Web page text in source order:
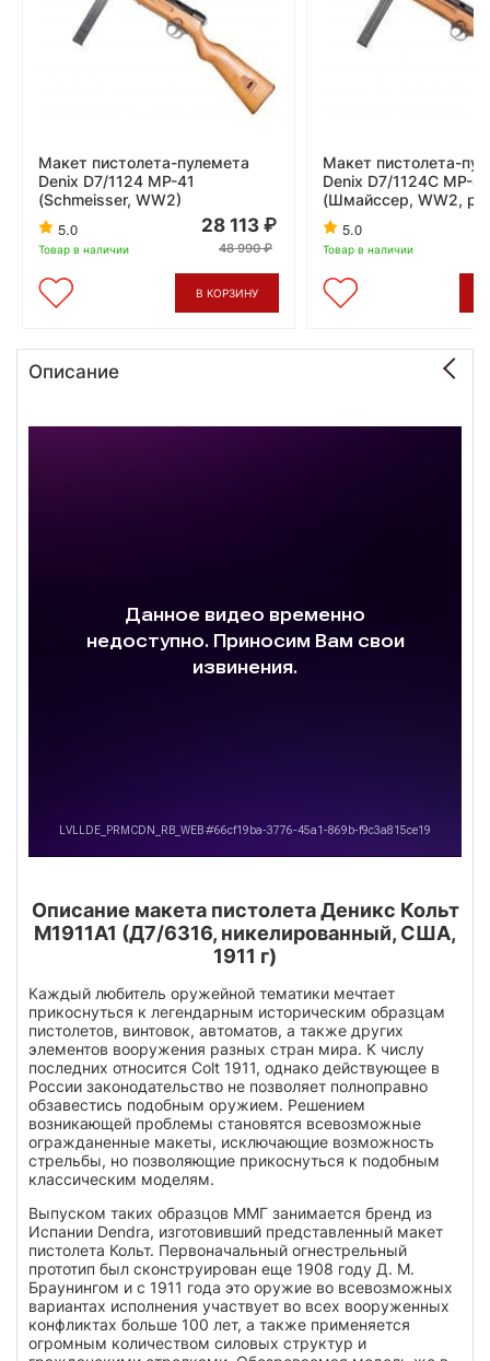
Макет пистолета-пулемета
Denix D7/1124 MP-41
(Schmeisser, WW2)
5.0
Товар в наличии
28 113
48 990
В КОРЗИНУ
Макет пистолета-
Denix D7/1124C MP-41
(Шмайссер, WW2,
5.0
Товар в наличии
Описание
Описание макета пистолета Деникс Кольт
М1911А1 (Д7/6316, никелированный, США,
1911 г)
Каждый любитель оружейной тематики мечтает
прикоснуться к легендарным историческим образцам
пистолетов, винтовок, автоматов, а также других
элементов вооружения разных стран мира. К числу
последних относится Colt 1911, однако действующее в
России законодательство не позволяет полноправно
обзавестись подобным оружием. Решением
возникающей проблемы становятся всевозможные
огражданенные макеты, исключающие возможность
стрельбы, но позволяющие прикоснуться к подобным
классическим моделям.
Выпуском таких образцов ММГ занимается бренд из
Испании Dendra, изготовивший представленный макет
пистолета Кольт. Первоначальный огнестрельный
прототип был сконструирован еще 1908 году Д. М.
Браунингом и с 1911 года это оружие во всевозможных
вариантах исполнения участвует во всех вооруженных
конфликтах больше 100 лет, а также применяется
огромным количеством силовых структур и